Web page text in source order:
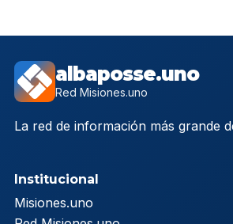
albaposse.uno
Red Misiones.uno
La red de información más grande
Institucional
Misiones.uno